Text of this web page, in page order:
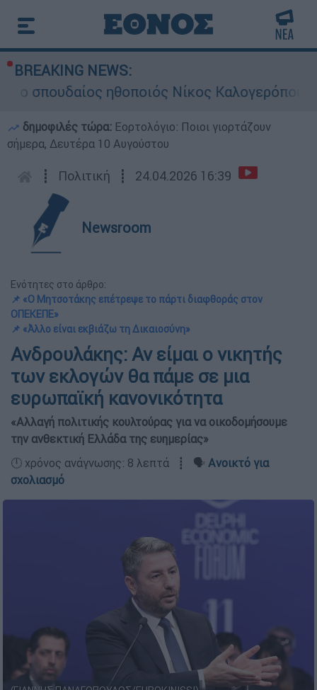
BREAKING NEWS:
ηθοποιός Νίκος Καλογερόπουλος
δημοφιλές τώρα: Εορτολόγιο: Ποιοι γιορτάζουν
σήμερα, Δευτέρα 10 Αυγούστου
┋ Πολιτική ┋ 24.04.2026 16:39
Newsroom
Ενότητες στο άρθρο:
📌 «Ο Μητσοτάκης επέτρεψε το πάρτι διαφθοράς στον
ΟΠΕΚΕΠΕ»
📌 «Άλλο είναι εκβιάζω τη Δικαιοσύνη»
Ανδρουλάκης: Αν είμαι ο νικητής
των εκλογών θα πάμε σε μια
ευρωπαϊκή κανονικότητα
«Αλλαγή πολιτικής κουλτούρας για να οικοδομήσουμε
την ανθεκτική Ελλάδα της ευημερίας»
🕛 χρόνος ανάγνωσης: 8 λεπτά ┋ 🗣️ Ανοικτό για
σχολιασμό